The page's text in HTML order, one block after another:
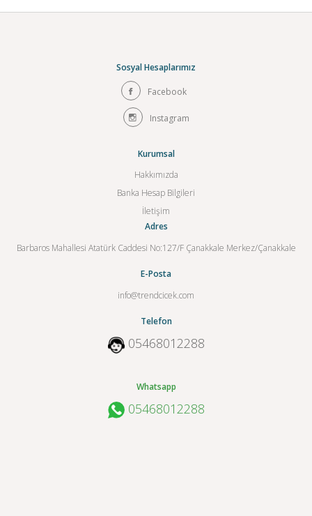
Sosyal Hesaplarımız
Facebook
Instagram
Kurumsal
Hakkımızda
Banka Hesap Bilgileri
İletişim
Adres
Barbaros Mahallesi Atatürk Caddesi No:127/F Çanakkale Merkez/Çanakkale
E-Posta
info@trendcicek.com
Telefon
05468012288
Whatsapp
05468012288